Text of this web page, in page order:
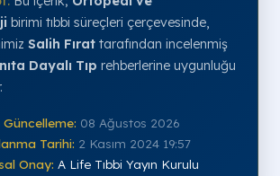
birimi tıbbi süreçleri çerçevesinde,
Salih Fırat tarafından incelenmiş
Dayalı Tıp rehberlerine uygunluğu
Güncelleme: 08 Ağustos 2026
Tarihi: 2 Kasım 2024 19:57
Onay: A Life Tıbbi Yayın Kurulu